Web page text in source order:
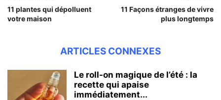
11 plantes qui dépolluent
votre maison
11 Façons étranges de vivre
plus longtemps
ARTICLES CONNEXES
Le roll-on magique de l’été : la
recette qui apaise
immédiatement...